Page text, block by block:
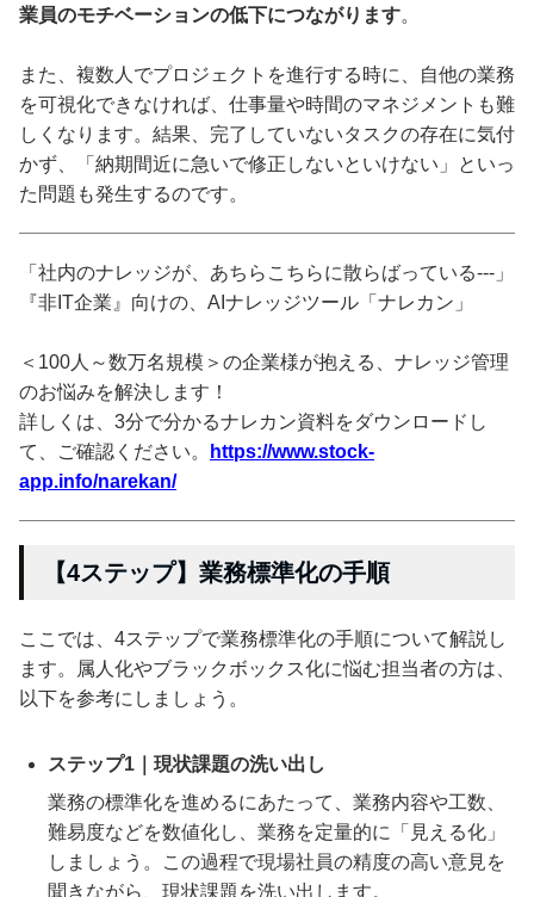
業員のモチベーションの低下につながります。
また、複数人でプロジェクトを進行する時に、自他の業務
を可視化できなければ、仕事量や時間のマネジメントも難
しくなります。結果、完了していないタスクの存在に気付
かず、「納期間近に急いで修正しないといけない」といっ
た問題も発生するのです。
「社内のナレッジが、あちらこちらに散らばっている---」
『非IT企業』向けの、AIナレッジツール「ナレカン」
＜100人～数万名規模＞の企業様が抱える、ナレッジ管理
のお悩みを解決します！
詳しくは、3分で分かるナレカン資料をダウンロードし
て、ご確認ください。
https://www.stock-
app.info/narekan/
【4ステップ】業務標準化の手順
ここでは、4ステップで業務標準化の手順について解説し
ます。属人化やブラックボックス化に悩む担当者の方は、
以下を参考にしましょう。
ステップ1｜現状課題の洗い出し
業務の標準化を進めるにあたって、業務内容や工数、
難易度などを数値化し、業務を定量的に「見える化」
しましょう。この過程で現場社員の精度の高い意見を
聞きながら、現状課題を洗い出します。